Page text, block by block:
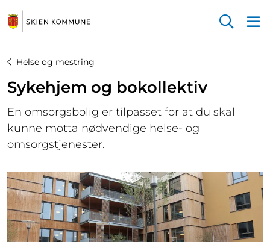
Helse og mestring
Sykehjem og bokollektiv
En omsorgsbolig er tilpasset for at du skal
kunne motta nødvendige helse- og
omsorgstjenester.